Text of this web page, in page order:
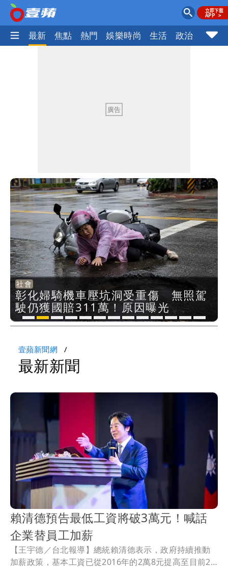
最新 焦點 熱門 娛樂時尚 生活 政治 社會
政治
「2026第二屆蘋果愛美獎」網路票
選開跑！愛美大使楊謹華邀你應援專
業 抽40萬豪禮
生活
8元吃到飽、龍蝦買1送1！父親節優
惠一次看 到月底還能用
社會
彰化婦騎機車壓坑洞受重傷 無照駕
駛仍獲國賠311萬！原因曝光
生活
12星座最強運勢｜處女宜財務健檢
射手防運動傷害 巨蟹職場入佳境
國際
比黑幫還恐怖！43名學生集體失蹤
極惡黑心政客恐涉「器官」買賣
娛樂時尚
小24歲女友學歷、「七世情緣」明信
片遭質疑 姜厚任霸氣回應了
政治
「慈濟別想躲在受害者3字後面」
她：10.6億顧問費決策過程在哪
娛樂時尚
400億豪門千金淪劈腿苦主！富少老
公當街親小三脖子 傳正辦離婚手續
生活
中颱白海豚明後天最接近 台中以北
防豪雨
娛樂時尚
小刀與台玻千金離婚｜昔直升機俯瞰
浪漫排字求娶 閃到麻吉阿Ken自認
多餘
娛樂時尚
愷樂雙胞胎寶寶35周早產！透露孩子
已拔掉呼吸機努力長大
社會
桃園夫殺妻！ 84歲老婦遭丈夫持鈍
器爆頭亡
政治
慈濟買BNT遭詐10億元 蔡英文：政
府很多謹慎判斷當時未被理解
政治
「2026第二屆蘋果愛美獎」網路票
選開跑！愛美大使楊謹華邀你應援專
業 抽40萬豪禮
生活
8元吃到飽、龍蝦買1送1！父親節優
惠一次看 到月底還能用
壹蘋新聞網
最新新聞
賴清德預告最低工資將破3萬元！喊話
企業替員工加薪
【王宇德／台北報導】總統賴清德表示，政府持續推動
加薪政策，基本工資已從2016年的2萬8元提高至目前2